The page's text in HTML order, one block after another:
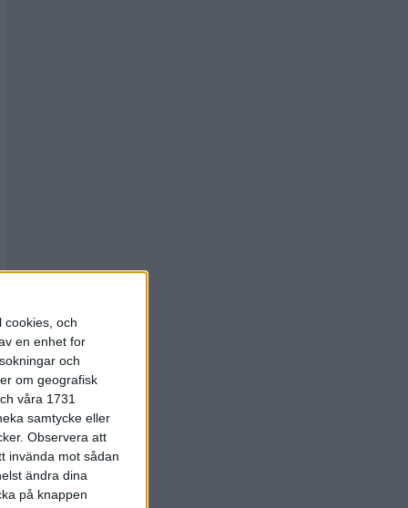
cookies, och
en enhet for
och
om geografisk
våra 1731
samtycke eller
Observera att
invända mot sådan
ändra dina
på knappen